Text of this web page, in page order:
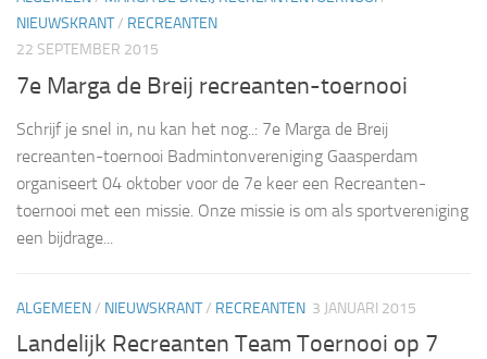
NIEUWSKRANT/ RECREANTEN
22 SEPTEMBER 2015
7e Marga de Breij recreanten-toernooi
Schrijf je snel in, nu kan het nog..: 7e Marga de Breij
recreanten-toernooi Badmintonvereniging Gaasperdam
organiseert 04 oktober voor de 7e keer een Recreanten-
toernooi met een missie. Onze missie is om als sportvereniging
een bijdrage...
ALGEMEEN/ NIEUWSKRANT/ RECREANTEN 3 JANUARI 2015
Landelijk Recreanten Team Toernooi op 7